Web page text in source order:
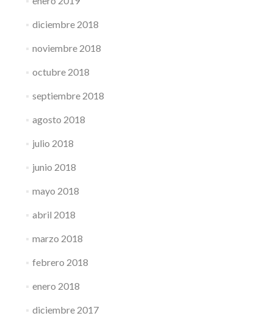
diciembre 2018
noviembre 2018
octubre 2018
septiembre 2018
agosto 2018
julio 2018
junio 2018
mayo 2018
abril 2018
marzo 2018
febrero 2018
enero 2018
diciembre 2017